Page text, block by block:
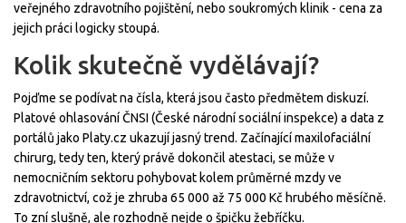
veřejného zdravotního pojištění, nebo soukromých klinik - cena za
jejich práci logicky stoupá.
Kolik skutečně vydělávají?
Pojďme se podívat na čísla, která jsou často předmětem diskuzí.
Platové ohlasování ČNSI (České národní sociální inspekce) a data z
portálů jako Platy.cz ukazují jasný trend. Začínající maxilofaciální
chirurg, tedy ten, který právě dokončil atestaci, se může v
nemocničním sektoru pohybovat kolem průměrné mzdy ve
zdravotnictví, což je zhruba 65 000 až 75 000 Kč hrubého měsíčně.
To zní slušně, ale rozhodně nejde o špičku žebříčku.